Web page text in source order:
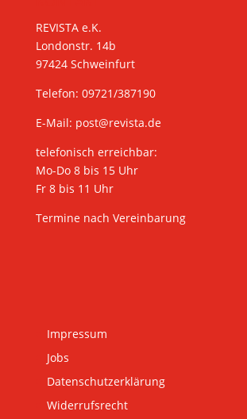
REVISTA e.K.
Londonstr. 14b
97424 Schweinfurt
Telefon: 09721/387190
E-Mail: post@revista.de
telefonisch erreichbar:
Mo-Do 8 bis 15 Uhr
Fr 8 bis 11 Uhr
Termine nach Vereinbarung
Impressum
Jobs
Datenschutzerklärung
Widerrufsrecht